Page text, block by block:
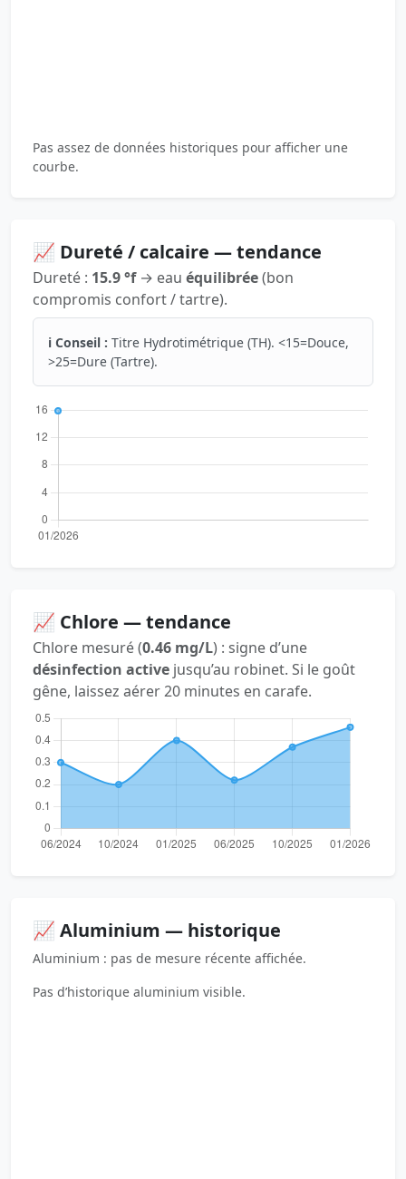
Pas assez de données historiques pour afficher une
courbe.
📈 Dureté / calcaire — tendance
Dureté : 15.9 °f→ eau équilibrée(bon
compromis confort / tartre).
ℹ️ Conseil : Titre Hydrotimétrique (TH). <15=Douce,
>25=Dure (Tartre).
📈 Chlore — tendance
Chlore mesuré (0.46 mg/L) : signe d’une
désinfection active jusqu’au robinet. Si le goût
gêne, laissez aérer 20 minutes en carafe.
📈 Aluminium — historique
Aluminium : pas de mesure récente affichée.
Pas d’historique aluminium visible.